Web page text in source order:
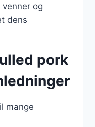
og
dens
pork
mange